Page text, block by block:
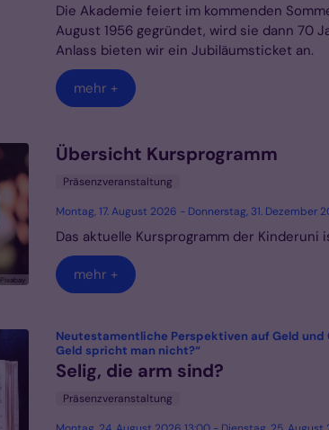
Die Akademie feiert im kommenden
August 1956 gegründet, wird sie dann 70
Anlass bieten wir ein Jubiläumsticket an.
mehr +
Übersicht Kursprogramm
Präsenzveranstaltung
Montag, 17. August 2026 - Donnerstag, 31. Dezember
Das aktuelle Kursprogramm der Kinderuni
mehr +
Neutestamentliche Perspektiven auf Geld und
Geld spricht man nicht?“:
Selig, die arm sind?
Präsenzveranstaltung